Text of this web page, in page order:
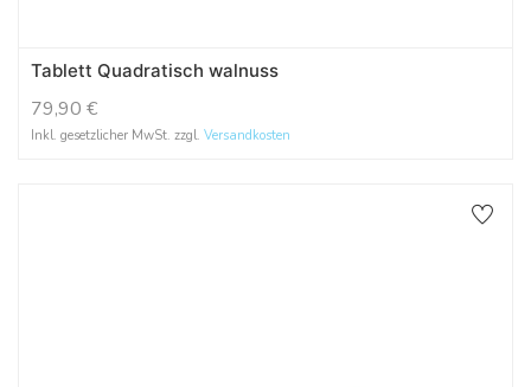
Tablett Quadratisch walnuss
79,90 €
Inkl. gesetzlicher MwSt. zzgl. Versandkosten